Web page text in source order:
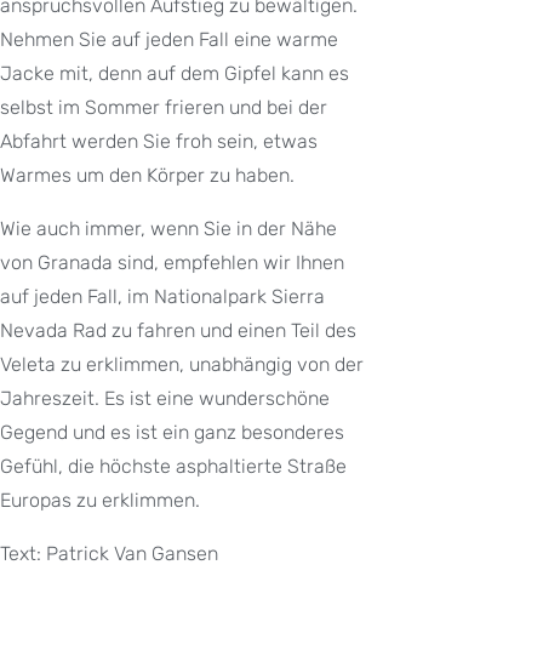
anspruchsvollen Aufstieg zu bewältigen.
Nehmen Sie auf jeden Fall eine warme
Jacke mit, denn auf dem Gipfel kann es
selbst im Sommer frieren und bei der
Abfahrt werden Sie froh sein, etwas
Warmes um den Körper zu haben.
Wie auch immer, wenn Sie in der Nähe
von Granada sind, empfehlen wir Ihnen
auf jeden Fall, im Nationalpark Sierra
Nevada Rad zu fahren und einen Teil des
Veleta zu erklimmen, unabhängig von der
Jahreszeit. Es ist eine wunderschöne
Gegend und es ist ein ganz besonderes
Gefühl, die höchste asphaltierte Straße
Europas zu erklimmen.
Text: Patrick Van Gansen